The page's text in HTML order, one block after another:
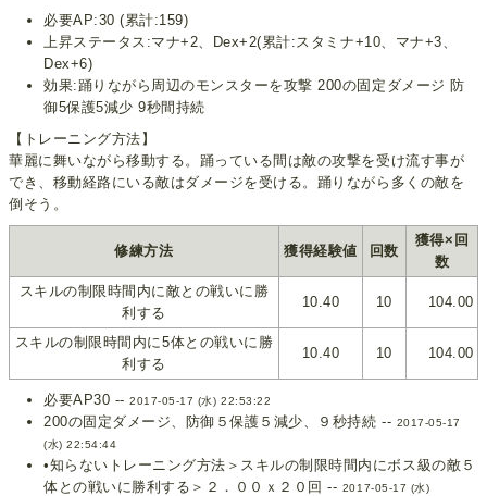
必要AP:30 (累計:159)
上昇ステータス:マナ+2、Dex+2(累計:スタミナ+10、マナ+3、
Dex+6)
効果:踊りながら周辺のモンスターを攻撃 200の固定ダメージ 防
御5保護5減少 9秒間持続
【トレーニング方法】
華麗に舞いながら移動する。踊っている間は敵の攻撃を受け流す事が
でき、移動経路にいる敵はダメージを受ける。踊りながら多くの敵を
倒そう。
修練方法 獲得経験値 回数
獲得×回
数
スキルの制限時間内に敵との戦いに勝
利する
10.40 10 104.00
スキルの制限時間内に5体との戦いに勝
利する
10.40 10 104.00
必要AP30 --2017-05-17 (水) 22:53:22
200の固定ダメージ、防御５保護５減少、９秒持続 -- 2017-05-17
(水) 22:54:44
•知らないトレーニング方法＞スキルの制限時間内にボス級の敵５
体との戦いに勝利する＞２．００ｘ２０回 -- 2017-05-17 (水)